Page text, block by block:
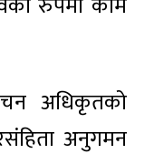
अधिकृतको
अनुगमन